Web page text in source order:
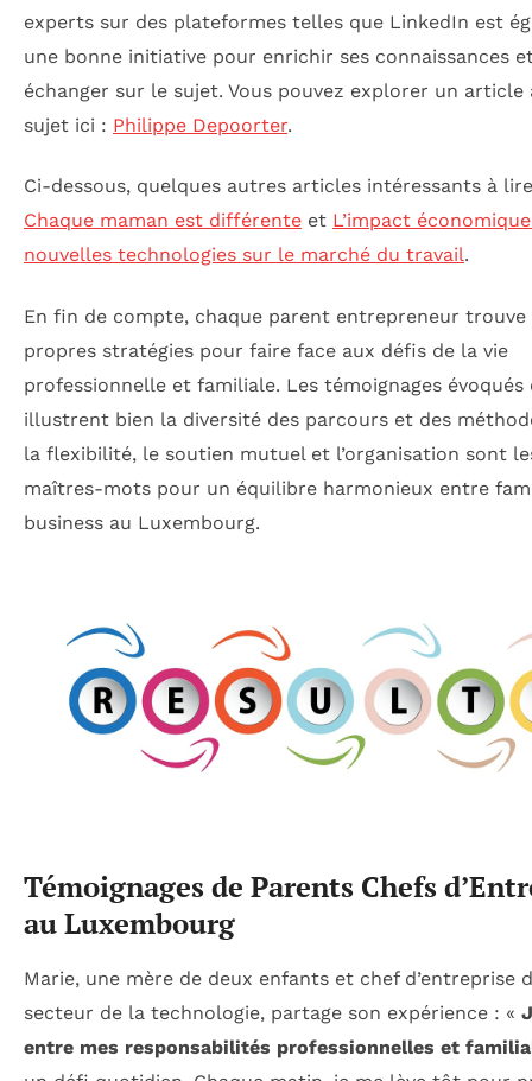
experts sur des plateformes telles que LinkedIn est
une bonne initiative pour enrichir ses connaissances
échanger sur le sujet. Vous pouvez explorer un article
sujet ici : Philippe Depoorter.
Ci-dessous, quelques autres articles intéressants à
Chaque maman est différente et L’impact
nouvelles technologies sur le marché du travail.
En fin de compte, chaque parent entrepreneur trouve
propres stratégies pour faire face aux défis de la vie
professionnelle et familiale. Les témoignages évoqués
illustrent bien la diversité des parcours et des
la flexibilité, le soutien mutuel et l’organisation sont
maîtres-mots pour un équilibre harmonieux entre
business au Luxembourg.
Témoignages de Parents Chefs
au Luxembourg
Marie, une mère de deux enfants et chef d’entreprise
secteur de la technologie, partage son expérience : «
entre mes responsabilités professionnelles et